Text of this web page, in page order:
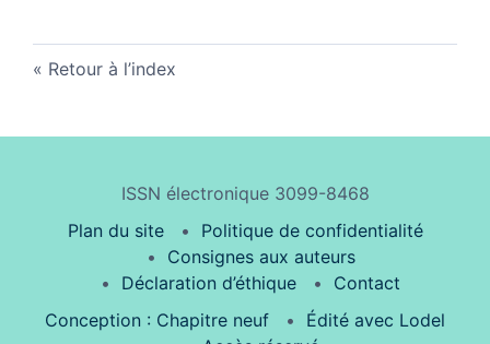
Retour à l’index
ISSN électronique 3099-8468
Plan du site
Politique de confidentialité
Consignes aux auteurs
Déclaration d’éthique
Contact
Conception : Chapitre neuf
Édité avec Lodel